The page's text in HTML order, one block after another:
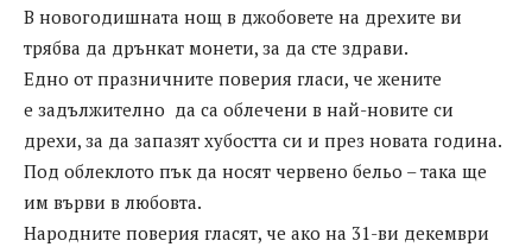
В новогодишната нощ в джобовете на дрехите ви
трябва да дрънкат монети, за да сте здрави.
Едно от празничните поверия гласи, че жените
е задължително да са облечени в най-новите си
дрехи, за да запазят хубостта си и през новата година.
Под облеклото пък да носят червено бельо – така ще
им върви в любовта.
Народните поверия гласят, че ако на 31-ви декември